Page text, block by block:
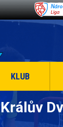
KLUB
Králův